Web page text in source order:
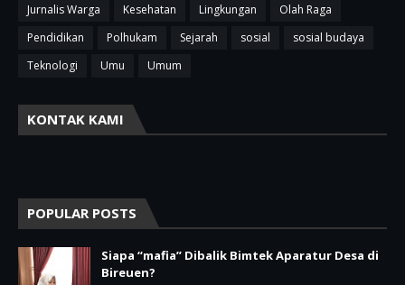
Jurnalis Warga
Kesehatan Lingkungan
Olah Raga
Pendidikan
Polhukam Sejarah sosial
sosial budaya
Teknologi
Umu Umum
KONTAK KAMI
POPULAR POSTS
Siapa “mafia” Dibalik Bimtek Aparatur Desa di
Bireuen?